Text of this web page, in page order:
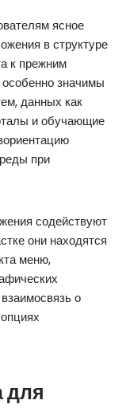
ясное
в структуре
к прежним
значимы
данных как
и обучающие
при
содействуют
они находятся
меню,
о
для